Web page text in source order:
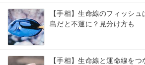
【手相】生命線のフィッシ
島だと不運に？見分け方も
【手相】生命線と運命線を